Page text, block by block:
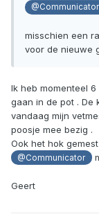
@Communicator
misschien een
voor de nieuwe
Ik heb momenteel
gaan in de pot . De
vandaag mijn
poosje mee bezig .
Ook het hok
@Communicator
Geert